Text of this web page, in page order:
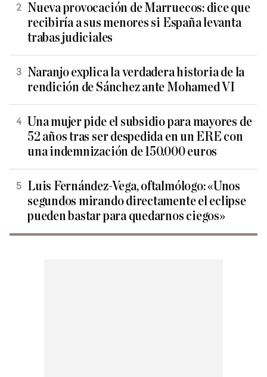
Nueva provocación de Marruecos: dice que
recibiría a sus menores si España levanta
trabas judiciales
Naranjo explica la verdadera historia de la
rendición de Sánchez ante Mohamed VI
Una mujer pide el subsidio para mayores de
52 años tras ser despedida en un ERE con
una indemnización de 150.000 euros
Luis Fernández-Vega, oftalmólogo: «Unos
segundos mirando directamente el eclipse
pueden bastar para quedarnos ciegos»